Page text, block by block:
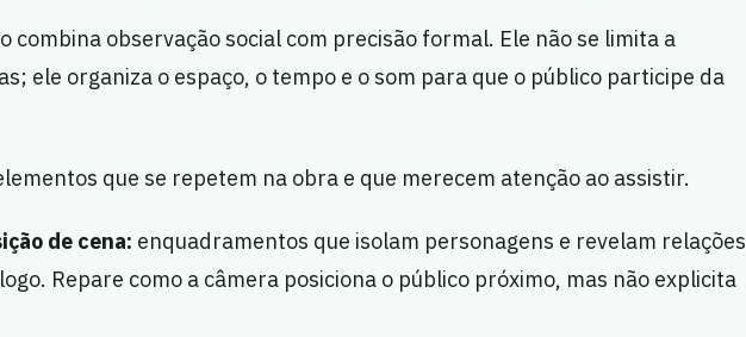
combina observação social com precisão formal. Ele não se limita a
ele organiza o espaço, o tempo e o som para que o público participe da
que se repetem na obra e que merecem atenção ao assistir.
de cena: enquadramentos que isolam personagens e revelam relações
Repare como a câmera posiciona o público próximo, mas não explicita